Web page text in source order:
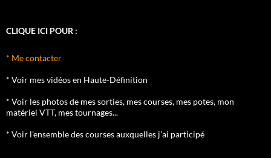
CLIQUE ICI POUR :
* Me contacter
* Voir mes vidéos en Haute-Définition
* Voir les photos de mes sorties, mes courses, mes potes, mon
matériel VTT, mes tournages...
* Voir l'ensemble des courses auxquelles j'ai participé